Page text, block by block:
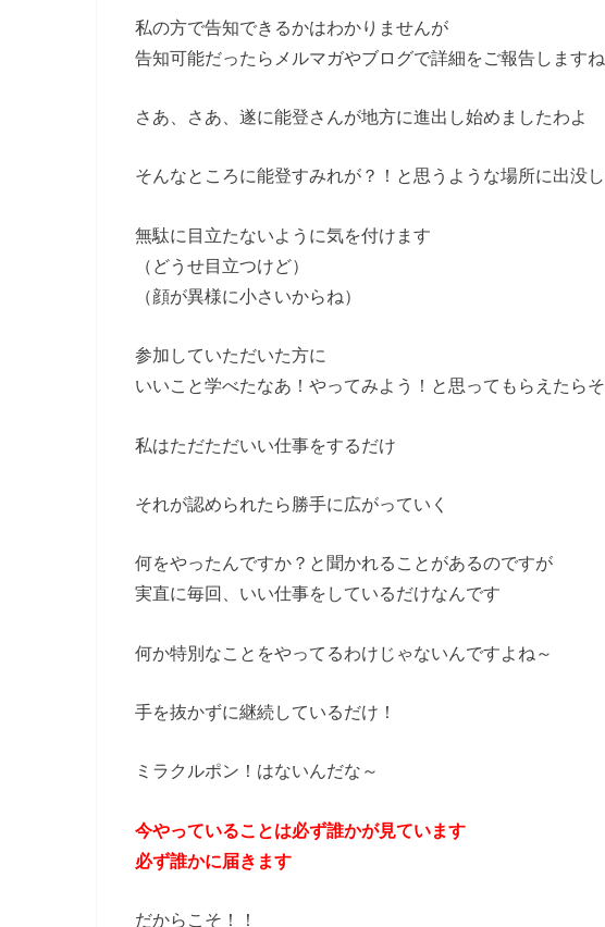
私の方で告知できるかはわかりませんが
告知可能だったらメルマガやブログで詳細をご報告します
さあ、さあ、遂に能登さんが地方に進出し始めましたわよ
そんなところに能登すみれが？！と思うような場所に出没
無駄に目立たないように気を付けます
（どうせ目立つけど）
（顔が異様に小さいからね）
参加していただいた方に
いいこと学べたなあ！やってみよう！と思ってもらえたら
私はただただいい仕事をするだけ
それが認められたら勝手に広がっていく
何をやったんですか？と聞かれることがあるのですが
実直に毎回、いい仕事をしているだけなんです
何か特別なことをやってるわけじゃないんですよね～
手を抜かずに継続しているだけ！
ミラクルポン！はないんだな～
今やっていることは必ず誰かが見ています
必ず誰かに届きます
だからこそ！！